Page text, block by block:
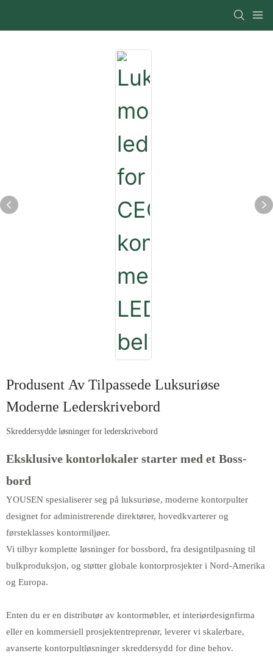
Produsent Av Tilpassede Luksuriøse
Moderne Lederskrivebord
Skreddersydde løsninger for lederskrivebord
Eksklusive kontorlokaler starter med et Boss-
bord
YOUSEN spesialiserer seg på luksuriøse, moderne kontorpulter
designet for administrerende direktører, hovedkvarterer og
førsteklasses kontormiljøer.
Vi tilbyr komplette løsninger for bossbord, fra designtilpasning til
bulkproduksjon, og støtter globale kontorprosjekter i Nord-Amerika
og Europa.
Enten du er en distributør av kontormøbler, et interiørdesignfirma
eller en kommersiell prosjektentreprenør, leverer vi skalerbare,
avanserte kontorpultløsninger skreddersydd for dine behov.